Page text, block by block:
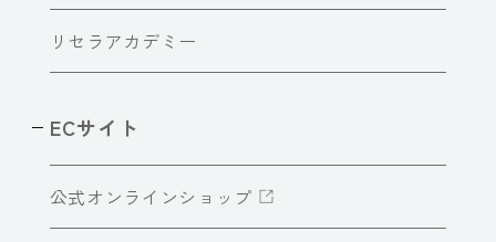
リセラアカデミー
ECサイト
公式オンラインショップ